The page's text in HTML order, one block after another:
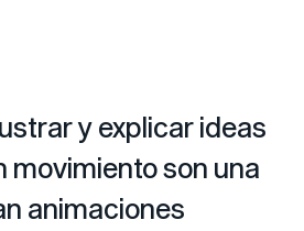
y explicar ideas
son una
animaciones